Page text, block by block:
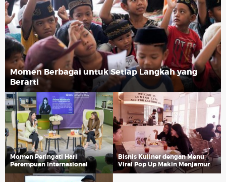
Momen Berbagai untuk Setiap Langkah yang
Berarti
Momen Peringati Hari
Perempuan Internasional
Bisnis Kuliner dengan Menu
Viral Pop Up Makin Menjamur